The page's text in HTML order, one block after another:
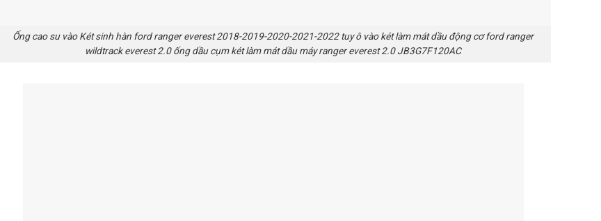
Ống cao su vào Két sinh hàn ford ranger everest 2018-2019-2020-2021-2022 tuy ô vào két làm mát dầu động cơ ford ranger
wildtrack everest 2.0 ống dầu cụm két làm mát dầu máy ranger everest 2.0 JB3G7F120AC